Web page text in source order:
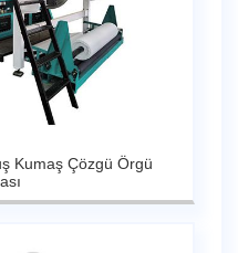
Kumaş Çözgü Örgü